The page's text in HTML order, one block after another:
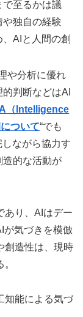
至るかは議
独自の経験
AIと人間の創
や分析に優れ
判断などはAI
IA（Intelligence
ついて“でも
ながら協力す
造的な活動が
あり、AIはデー
が気づきを模倣
創造性は、現時
知能による気づ